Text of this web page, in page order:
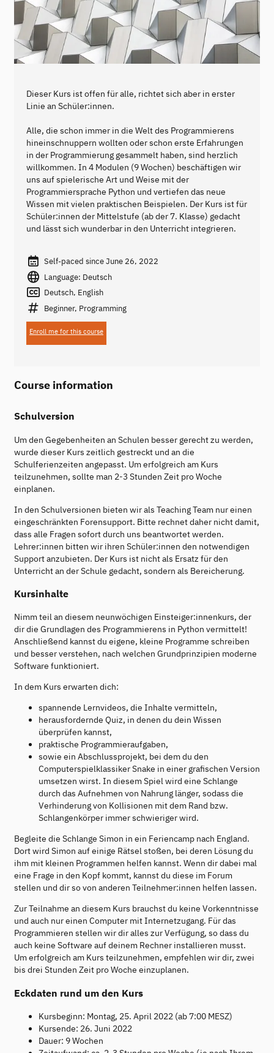
Dieser Kurs ist offen für alle, richtet sich aber in erster
Linie an Schüler:innen.
Alle, die schon immer in die Welt des Programmierens
hineinschnuppern wollten oder schon erste Erfahrungen
in der Programmierung gesammelt haben, sind herzlich
willkommen. In 4 Modulen (9 Wochen) beschäftigen wir
uns auf spielerische Art und Weise mit der
Programmiersprache Python und vertiefen das neue
Wissen mit vielen praktischen Beispielen. Der Kurs ist für
Schüler:innen der Mittelstufe (ab der 7. Klasse) gedacht
und lässt sich wunderbar in den Unterricht integrieren.
Self-paced since June 26, 2022
Language: Deutsch
Deutsch, English
Beginner, Programming
Enroll me for this course
Course information
Schulversion
Um den Gegebenheiten an Schulen besser gerecht zu werden,
wurde dieser Kurs zeitlich gestreckt und an die
Schulferienzeiten angepasst. Um erfolgreich am Kurs
teilzunehmen, sollte man 2-3 Stunden Zeit pro Woche
einplanen.
In den Schulversionen bieten wir als Teaching Team nur einen
eingeschränkten Forensupport. Bitte rechnet daher nicht damit,
dass alle Fragen sofort durch uns beantwortet werden.
Lehrer:innen bitten wir ihren Schüler:innen den notwendigen
Support anzubieten. Der Kurs ist nicht als Ersatz für den
Unterricht an der Schule gedacht, sondern als Bereicherung.
Kursinhalte
Nimm teil an diesem neunwöchigen Einsteiger:innenkurs, der
dir die Grundlagen des Programmierens in Python vermittelt!
Anschließend kannst du eigene, kleine Programme schreiben
und besser verstehen, nach welchen Grundprinzipien moderne
Software funktioniert.
In dem Kurs erwarten dich:
spannende Lernvideos, die Inhalte vermitteln,
herausfordernde Quiz, in denen du dein Wissen
überprüfen kannst,
praktische Programmieraufgaben,
sowie ein Abschlussprojekt, bei dem du den
Computerspielklassiker Snake in einer grafischen Version
umsetzen wirst. In diesem Spiel wird eine Schlange
durch das Aufnehmen von Nahrung länger, sodass die
Verhinderung von Kollisionen mit dem Rand bzw.
Schlangenkörper immer schwieriger wird.
Begleite die Schlange Simon in ein Feriencamp nach England.
Dort wird Simon auf einige Rätsel stoßen, bei deren Lösung du
ihm mit kleinen Programmen helfen kannst. Wenn dir dabei mal
eine Frage in den Kopf kommt, kannst du diese im Forum
stellen und dir so von anderen Teilnehmer:innen helfen lassen.
Zur Teilnahme an diesem Kurs brauchst du keine Vorkenntnisse
und auch nur einen Computer mit Internetzugang. Für das
Programmieren stellen wir dir alles zur Verfügung, so dass du
auch keine Software auf deinem Rechner installieren musst.
Um erfolgreich am Kurs teilzunehmen, empfehlen wir dir, zwei
bis drei Stunden Zeit pro Woche einzuplanen.
Eckdaten rund um den Kurs
Kursbeginn: Montag, 25. April 2022 (ab 7:00 MESZ)
Kursende: 26. Juni 2022
Dauer: 9 Wochen